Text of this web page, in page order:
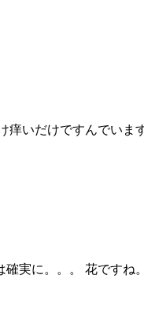
いだけですんでい
実に。。。 花です